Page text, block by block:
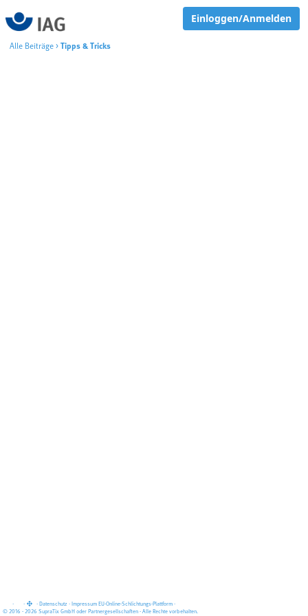
Einloggen/Anmelden
Alle Beiträge > Tipps & Tricks
· · · Datenschutz · Impressum EU-Online-Schlichtungs-Plattform ·
© 2016 - 2026 SupraTix GmbH oder Partnergesellschaften - Alle Rechte vorbehalten.